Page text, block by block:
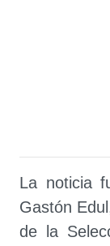
La noticia
Gastón
de la